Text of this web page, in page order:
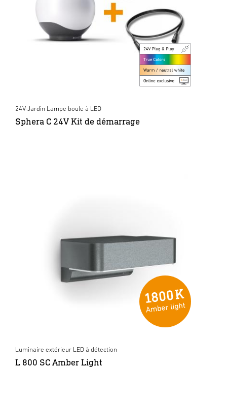
24V-Jardin Lampe boule à LED
Sphera C 24V Kit de démarrage
Luminaire extérieur LED à détection
L 800 SC Amber Light